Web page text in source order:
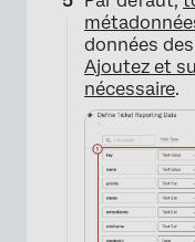
données
Ajoutez et
nécessaire.